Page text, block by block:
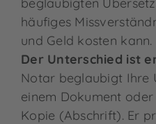
häufiges
und Geld kosten kann.
Der Unterschied ist
Notar beglaubigt Ihre
einem Dokument
Kopie (Abschrift). Er